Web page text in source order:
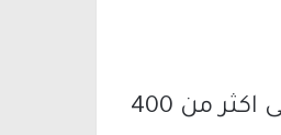
وقام موقع “مادلن” بتصنيف مستوى المدارس التي تحتوي على اكثر من 400